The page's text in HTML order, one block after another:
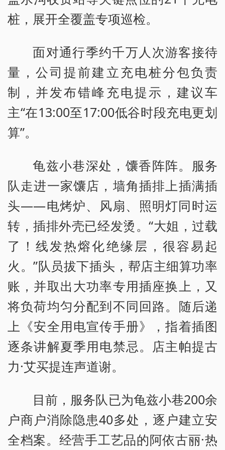
桩，展开全覆盖专项巡检。
面对通行季约千万人次游客接待
量，公司提前建立充电桩分包负责
制，并发布错峰充电提示，建议车
主“在13:00至17:00低谷时段充电更划
算”。
龟兹小巷深处，馕香阵阵。服务
队走进一家馕店，墙角插排上插满插
头——电烤炉、风扇、照明灯同时运
转，插排外壳已经发烫。“大姐，过载
了！线发热熔化绝缘层，很容易起
火。”队员拔下插头，帮店主细算功率
账，并取出大功率专用插座换上，又
将负荷均匀分配到不同回路。随后递
上《安全用电宣传手册》，指着插图
逐条讲解夏季用电禁忌。店主帕提古
力·艾买提连声道谢。
目前，服务队已为龟兹小巷200余
户商户消除隐患40多处，逐户建立安
全档案。经营手工艺品的阿依古丽·热